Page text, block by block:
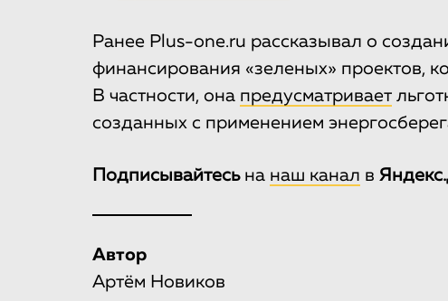
Ранее Plus-one.ru рассказывал о
финансирования «зеленых» проектов,
В частности, она предусматривает
созданных с применением
Подписывайтесьна наш канал в
Автор
Артём Новиков